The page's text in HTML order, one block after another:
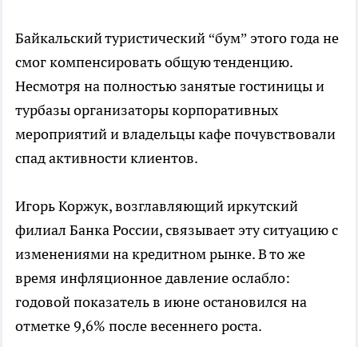
Байкальский туристический “бум” этого года не
смог компенсировать общую тенденцию.
Несмотря на полностью занятые гостиницы и
турбазы организаторы корпоративных
мероприятий и владельцы кафе почувствовали
спад активности клиентов.
Игорь Коржук, возглавляющий иркутский
филиал Банка России, связывает эту ситуацию с
изменениями на кредитном рынке. В то же
время инфляционное давление ослабло:
годовой показатель в июне остановился на
отметке 9,6% после весеннего роста.